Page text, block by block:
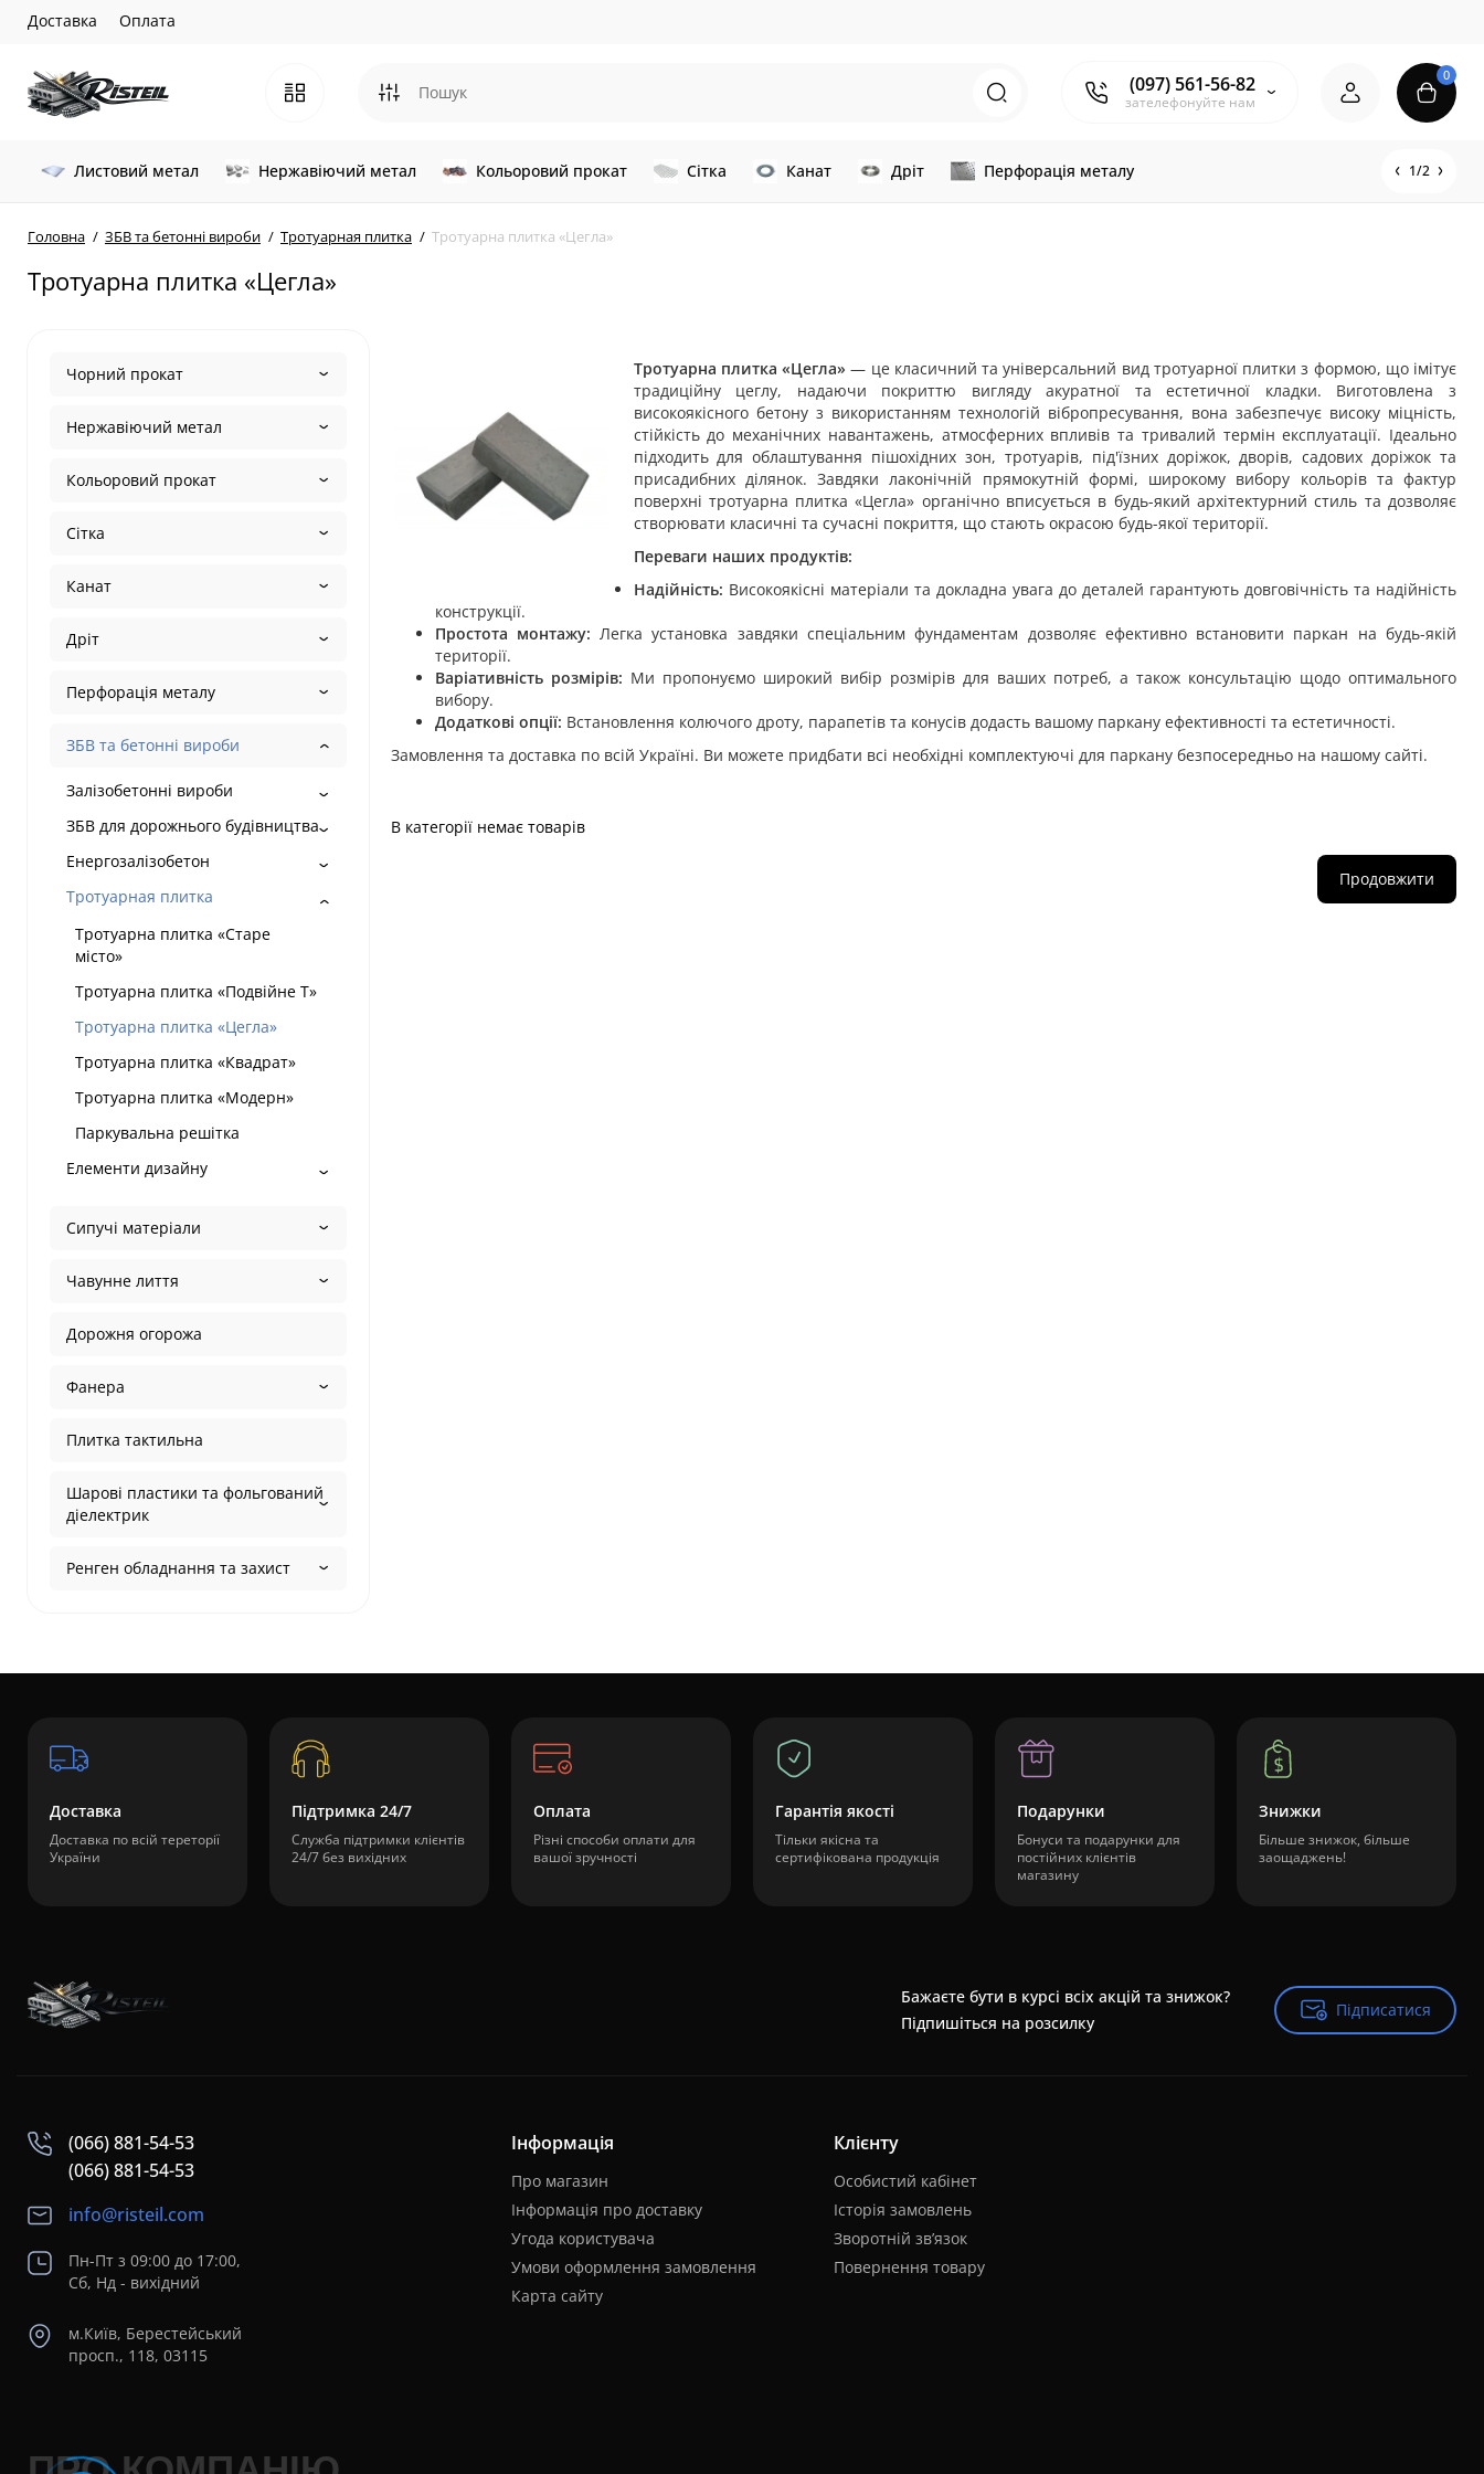
Доставка Оплата
(097) 561-56-82
зателефонуйте нам
0
Листовий метал Нержавіючий метал Кольоровий прокат Сітка Канат Дріт Перфорація металу 1/2
Головна ЗБВ та бетонні вироби Тротуарная плитка Тротуарна плитка «Цегла»
Тротуарна плитка «Цегла»
Чорний прокат
Нержавіючий метал
Кольоровий прокат
Сітка
Канат
Дріт
Перфорація металу
ЗБВ та бетонні вироби
Залізобетонні вироби
ЗБВ для дорожнього будівництва
Енергозалізобетон
Тротуарная плитка
Тротуарна плитка «Старе
місто»
Тротуарна плитка «Подвійне Т»
Тротуарна плитка «Цегла»
Тротуарна плитка «Квадрат»
Тротуарна плитка «Модерн»
Паркувальна решітка
Елементи дизайну
Сипучі матеріали
Чавунне лиття
Дорожня огорожа
Фанера
Плитка тактильна
Шарові пластики та фольгований
діелектрик
Ренген обладнання та захист
Тротуарна плитка «Цегла» — це класичний та універсальний вид тротуарної плитки з формою, що імітує
традиційну цеглу, надаючи покриттю вигляду акуратної та естетичної кладки. Виготовлена з
високоякісного бетону з використанням технологій вібропресування, вона забезпечує високу міцність,
стійкість до механічних навантажень, атмосферних впливів та тривалий термін експлуатації. Ідеально
підходить для облаштування пішохідних зон, тротуарів, під'їзних доріжок, дворів, садових доріжок та
присадибних ділянок. Завдяки лаконічній прямокутній формі, широкому вибору кольорів та фактур
поверхні тротуарна плитка «Цегла» органічно вписується в будь-який архітектурний стиль та дозволяє
створювати класичні та сучасні покриття, що стають окрасою будь-якої території.
Переваги наших продуктів:
Надійність: Високоякісні матеріали та докладна увага до деталей гарантують довговічність та надійність
конструкції.
Простота монтажу: Легка установка завдяки спеціальним фундаментам дозволяє ефективно встановити паркан на будь-якій
території.
Варіативність розмірів: Ми пропонуємо широкий вибір розмірів для ваших потреб, а також консультацію щодо оптимального
вибору.
Додаткові опції: Встановлення колючого дроту, парапетів та конусів додасть вашому паркану ефективності та естетичності.
Замовлення та доставка по всій Україні. Ви можете придбати всі необхідні комплектуючі для паркану безпосередньо на нашому сайті.
В категорії немає товарів
Продовжити
Доставка
Доставка по всій тереторії
України
Підтримка 24/7
Служба підтримки клієнтів
24/7 без вихідних
Оплата
Різні способи оплати для
вашої зручності
Гарантія якості
Тільки якісна та
сертифікована продукція
Подарунки
Бонуси та подарунки для
постійних клієнтів
магазину
Знижки
Більше знижок, більше
заощаджень!
Бажаєте бути в курсі всіх акцій та знижок?
Підпишіться на розсилку
Підписатися
Підписатися
(066) 881-54-53
(066) 881-54-53
info@risteil.com
Пн-Пт з 09:00 до 17:00,
Сб, Нд - вихідний
м.Київ, Берестейський
просп., 118, 03115
Інформація
Про магазин
Інформація про доставку
Угода користувача
Умови оформлення замовлення
Карта сайту
Клієнту
Особистий кабінет
Історія замовлень
Зворотній зв’язок
Повернення товару